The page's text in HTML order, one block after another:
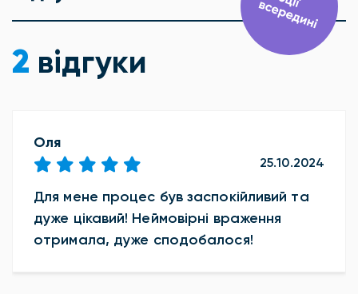
2 відгуки
Оля
25.10.2024
Для мене процес був заспокійливий та
дуже цікавий! Неймовірні враження
отримала, дуже сподобалося!